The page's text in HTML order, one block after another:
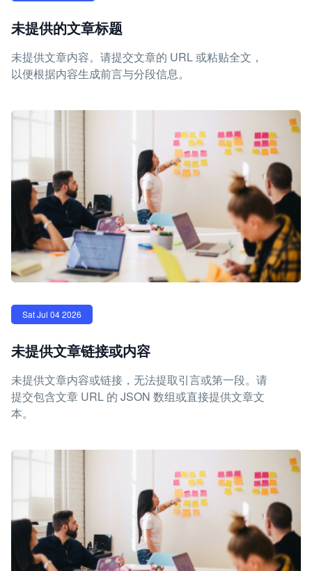
未提供的文章标题
未提供文章内容。请提交文章的 URL 或粘贴全文，
以便根据内容生成前言与分段信息。
Sat Jul 04 2026
未提供文章链接或内容
未提供文章内容或链接，无法提取引言或第一段。请
提交包含文章 URL 的 JSON 数组或直接提供文章文
本。